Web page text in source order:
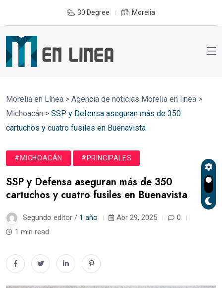
30 Degree Morelia
Morelia en Línea > Agencia de noticias Morelia en linea >
Michoacán > SSP y Defensa aseguran más de 350
cartuchos y cuatro fusiles en Buenavista
#MICHOACÁN #PRINCIPALES
SSP y Defensa aseguran más de 350
cartuchos y cuatro fusiles en Buenavista
Segundo editor / 1 año Abr 29, 2025
0
1 min read